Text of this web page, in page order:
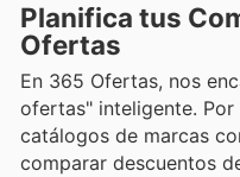
Planifica tus
Ofertas
En 365 Ofertas, nos
ofertas" inteligente.
catálogos de marcas
comparar descuentos